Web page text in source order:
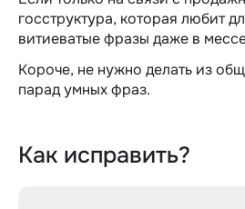
госструктура, которая любит
витиеватые фразы даже в
Короче, не нужно делать из
парад умных фраз.
Как исправить?